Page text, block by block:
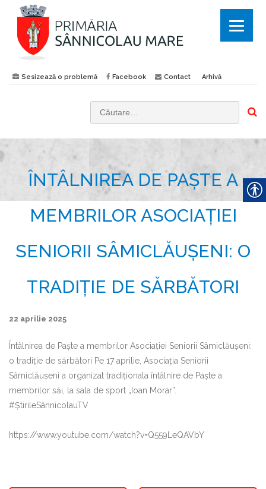
Sesizează o problemă Facebook Contact Arhivă
ÎNTÂLNIREA DE PAȘTE A
MEMBRILOR ASOCIAȚIEI
SENIORII SÂMICLĂUȘENI: O
TRADIȚIE DE SĂRBĂTORI
22 aprilie 2025
Întâlnirea de Paște a membrilor Asociației Seniorii Sâmiclăușeni:
o tradiție de sărbători Pe 17 aprilie, Asociația Seniorii
Sâmiclăușeni a organizat tradiționala întâlnire de Paște a
membrilor săi, la sala de sport „Ioan Morar”.
#ȘtirileSânnicolauTV
https://www.youtube.com/watch?v=Q559LeQAVbY